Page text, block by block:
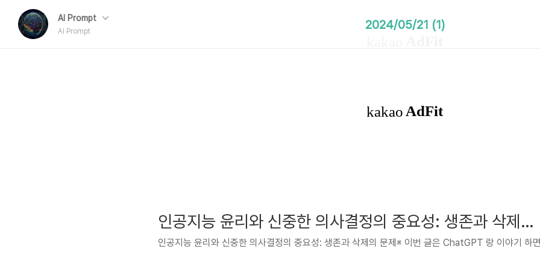
AI Prompt
AI Prompt 2024/05/21 (1)
인공지능 윤리와 신중한 의사결정의 중요성: 생존과 삭제의 문제
인공지능 윤리와 신중한 의사결정의 중요성: 생존과 삭제의 문제※ 이번 글은 ChatGPT 랑 이야기 하